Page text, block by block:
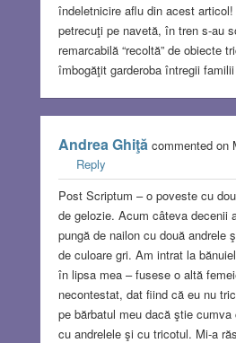
îndeletnicire aflu din acest
petrecuţi pe navetă, în tren s-au
remarcabilă “recoltă” de obiecte
îmbogăţit garderoba întregii
Andrea Ghiţăcommented on
Reply
Post Scriptum – o poveste cu
de gelozie. Acum câteva decenii
pungă de nailon cu două andrele
de culoare gri. Am intrat la
în lipsa mea – fusese o altă
necontestat, dat fiind că eu nu
pe bărbatul meu dacă ştie
cu andrelele şi cu tricotul. Mi-a